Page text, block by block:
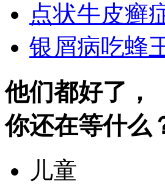
点状牛皮癣
银屑病吃蜂
他们都好了，
你还在等什么
儿童